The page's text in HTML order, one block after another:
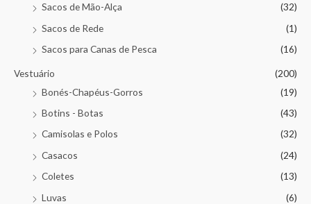
Sacos de Mão-Alça
(32)
Sacos de Rede
(1)
Sacos para Canas de Pesca
(16)
Vestuário
(200)
Bonés-Chapéus-Gorros
(19)
Botins - Botas
(43)
Camisolas e Polos
(32)
Casacos
(24)
Coletes
(13)
Luvas
(6)